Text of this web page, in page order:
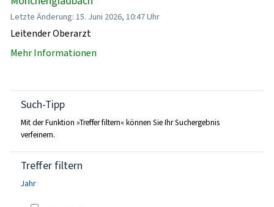
Letzte Änderung: 15. Juni 2026, 10:47 Uhr
Leitender Oberarzt
Mehr Informationen
Such-Tipp
Mit der Funktion »Treffer filtern« können Sie Ihr Suchergebnis
verfeinern.
Treffer filtern
Jahr